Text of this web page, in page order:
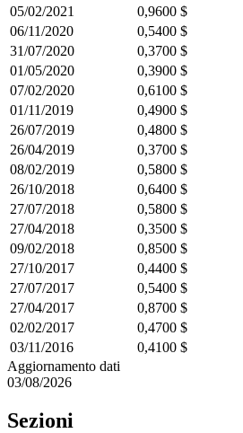
05/02/2021
0,9600 $
06/11/2020
0,5400 $
31/07/2020
0,3700 $
01/05/2020
0,3900 $
07/02/2020
0,6100 $
01/11/2019
0,4900 $
26/07/2019
0,4800 $
26/04/2019
0,3700 $
08/02/2019
0,5800 $
26/10/2018
0,6400 $
27/07/2018
0,5800 $
27/04/2018
0,3500 $
09/02/2018
0,8500 $
27/10/2017
0,4400 $
27/07/2017
0,5400 $
27/04/2017
0,8700 $
02/02/2017
0,4700 $
03/11/2016
0,4100 $
Aggiornamento dati
03/08/2026
Sezioni